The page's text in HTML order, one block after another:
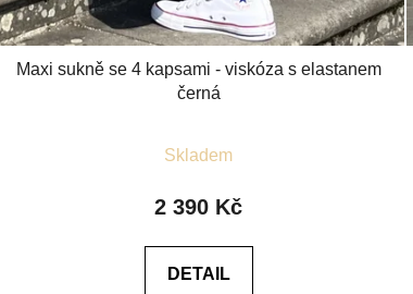
Maxi sukně se 4 kapsami - viskóza s elastanem
černá
hodnocení
produktu
z
Skladem
2 390 Kč
DETAIL